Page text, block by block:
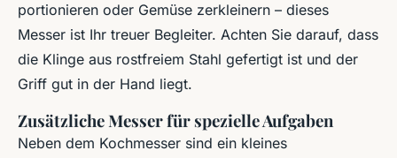
portionieren oder Gemüse zerkleinern – dieses
Messer ist Ihr treuer Begleiter. Achten Sie darauf, dass
die Klinge aus rostfreiem Stahl gefertigt ist und der
Griff gut in der Hand liegt.
Zusätzliche Messer für spezielle Aufgaben
Neben dem Kochmesser sind ein kleines